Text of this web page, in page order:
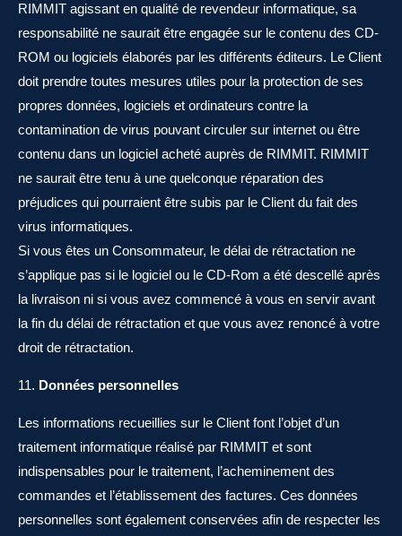
RIMMIT agissant en qualité de revendeur informatique, sa
responsabilité ne saurait être engagée sur le contenu des CD-
ROM ou logiciels élaborés par les différents éditeurs. Le Client
doit prendre toutes mesures utiles pour la protection de ses
propres données, logiciels et ordinateurs contre la
contamination de virus pouvant circuler sur internet ou être
contenu dans un logiciel acheté auprès de RIMMIT. RIMMIT
ne saurait être tenu à une quelconque réparation des
préjudices qui pourraient être subis par le Client du fait des
virus informatiques.
Si vous êtes un Consommateur, le délai de rétractation ne
s’applique pas si le logiciel ou le CD-Rom a été descellé après
la livraison ni si vous avez commencé à vous en servir avant
la fin du délai de rétractation et que vous avez renoncé à votre
droit de rétractation.
Données personnelles
Les informations recueillies sur le Client font l’objet d’un
traitement informatique réalisé par RIMMIT et sont
indispensables pour le traitement, l’acheminement des
commandes et l’établissement des factures. Ces données
personnelles sont également conservées afin de respecter les